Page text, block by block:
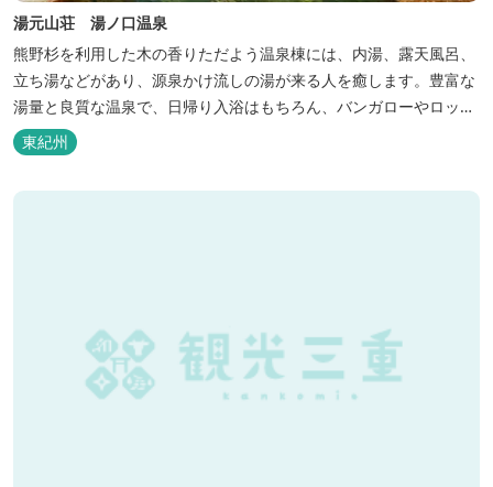
湯元山荘 湯ノ口温泉
熊野杉を利用した木の香りただよう温泉棟には、内湯、露天風呂、
立ち湯などがあり、源泉かけ流しの湯が来る人を癒します。豊富な
湯量と良質な温泉で、日帰り入浴はもちろん、バンガローやロッジ
などの宿泊施設も備えているので、宿泊しながらゆったりと温泉を
楽しむ人も多いです。
東紀州